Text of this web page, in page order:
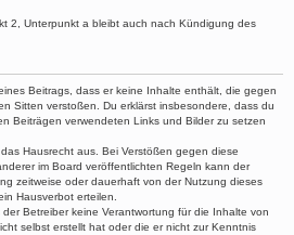
2, Unterpunkt a bleibt auch nach Kündigung des
Beitrags, dass er keine Inhalte enthält, die gegen
Sitten verstoßen. Du erklärst insbesondere, dass du
Beiträgen verwendeten Links und Bilder zu setzen
Hausrecht aus. Bei Verstößen gegen diese
im Board veröffentlichten Regeln kann der
zeitweise oder dauerhaft von der Nutzung dieses
Hausverbot erteilen.
Betreiber keine Verantwortung für die Inhalte von
selbst erstellt hat oder die er nicht zur Kenntnis